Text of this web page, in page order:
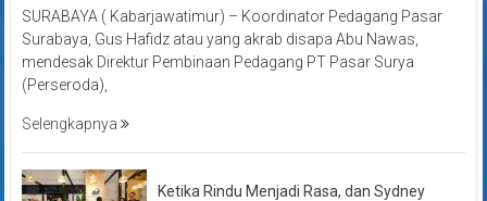
SURABAYA ( Kabarjawatimur) – Koordinator Pedagang Pasar
Surabaya, Gus Hafidz atau yang akrab disapa Abu Nawas,
mendesak Direktur Pembinaan Pedagang PT Pasar Surya
(Perseroda),
Selengkapnya
Ketika Rindu Menjadi Rasa, dan Sydney